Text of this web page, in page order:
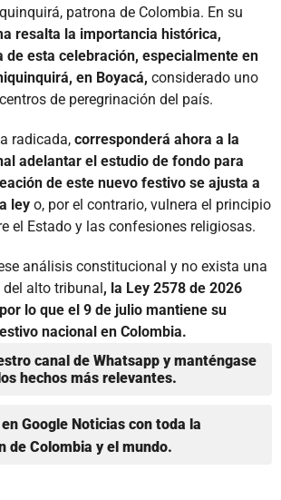
patrona de Colombia. En su
resalta la importancia histórica,
de esta celebración, especialmente en
en Boyacá, considerado uno
de peregrinación del país.
radicada, corresponderá ahora a la
adelantar el estudio de fondo para
de este nuevo festivo se ajusta a
ley o, por el contrario, vulnera el principio
el Estado y las confesiones religiosas.
análisis constitucional y no exista una
alto tribunal, la Ley 2578 de 2026
lo que el 9 de julio mantiene su
nacional en Colombia.
canal de Whatsapp y manténgase
hechos más relevantes.
Google Noticias con toda la
de Colombia y el mundo.